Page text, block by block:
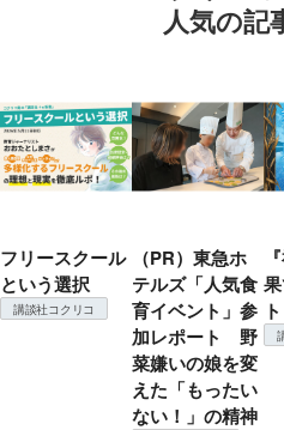
人気の記
フリースクール
という選択
講談社コクリコ
（PR）東急ホ
テルズ「人気食
育イベント」参
加レポート 野
菜嫌いの娘を変
えた「もったい
ない！」の精神
ト